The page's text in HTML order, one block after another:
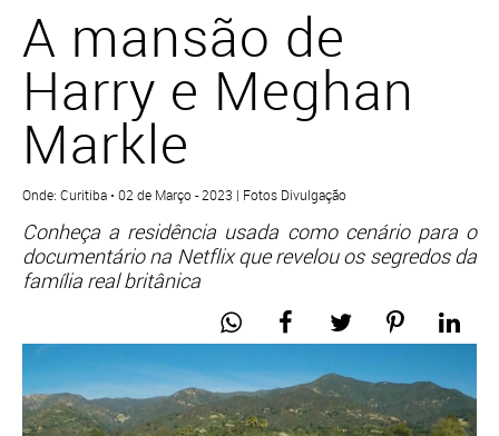
A mansão de
Harry e Meghan
Markle
Onde: Curitiba • 02 de Março - 2023 | Fotos Divulgação
Conheça a residência usada como cenário para o
documentário na Netflix que revelou os segredos da
família real britânica